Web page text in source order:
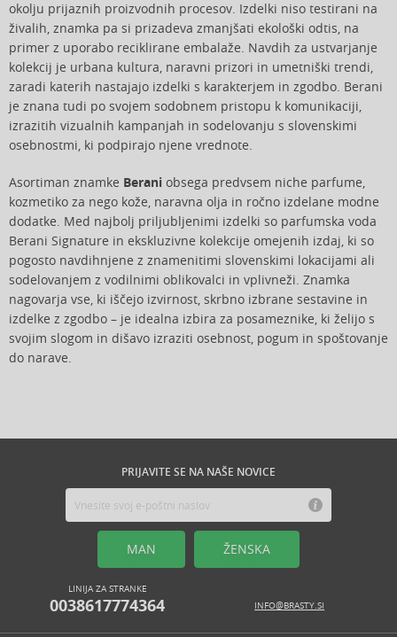
okolju prijaznih proizvodnih procesov. Izdelki niso testirani na
živalih, znamka pa si prizadeva zmanjšati ekološki odtis, na
primer z uporabo reciklirane embalaže. Navdih za ustvarjanje
kolekcij je urbana kultura, naravni prizori in umetniški trendi,
zaradi katerih nastajajo izdelki s karakterjem in zgodbo. Berani
je znana tudi po svojem sodobnem pristopu k komunikaciji,
izrazitih vizualnih kampanjah in sodelovanju s slovenskimi
osebnostmi, ki podpirajo njene vrednote.
Asortiman znamke Berani obsega predvsem niche parfume,
kozmetiko za nego kože, naravna olja in ročno izdelane modne
dodatke. Med najbolj priljubljenimi izdelki so parfumska voda
Berani Signature in ekskluzivne kolekcije omejenih izdaj, ki so
pogosto navdihnjene z znamenitimi slovenskimi lokacijami ali
sodelovanjem z vodilnimi oblikovalci in vplivneži. Znamka
nagovarja vse, ki iščejo izvirnost, skrbno izbrane sestavine in
izdelke z zgodbo – je idealna izbira za posameznike, ki želijo s
svojim slogom in dišavo izraziti osebnost, pogum in spoštovanje
do narave.
PRIJAVITE SE NA NAŠE NOVICE
MAN ŽENSKA
LINIJA ZA STRANKE
0038617774364 INFO@BRASTY.SI